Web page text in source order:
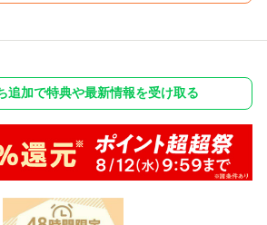
追加で特典や最新情報を受け取る